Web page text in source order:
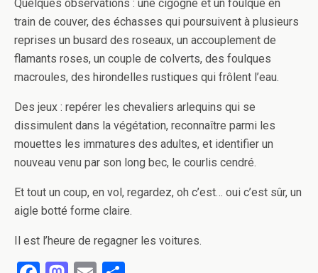
Quelques observations : une cigogne et un foulque en
train de couver, des échasses qui poursuivent à plusieurs
reprises un busard des roseaux, un accouplement de
flamants roses, un couple de colverts, des foulques
macroules, des hirondelles rustiques qui frôlent l’eau.
Des jeux : repérer les chevaliers arlequins qui se
dissimulent dans la végétation, reconnaître parmi les
mouettes les immatures des adultes, et identifier un
nouveau venu par son long bec, le courlis cendré.
Et tout un coup, en vol, regardez, oh c’est… oui c’est sûr, un
aigle botté forme claire.
Il est l’heure de regagner les voitures.